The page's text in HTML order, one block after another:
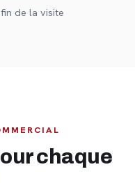
de la visite
chaque